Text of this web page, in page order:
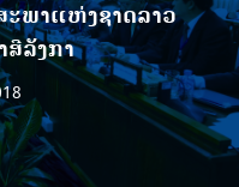
ພາແຫ່ງຊາດລາວ
ລັງກາ